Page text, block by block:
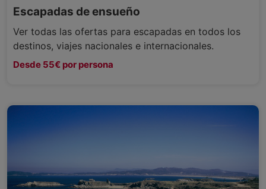
Escapadas de ensueño
Ver todas las ofertas para escapadas en todos los
destinos, viajes nacionales e internacionales.
Desde 55€ por persona